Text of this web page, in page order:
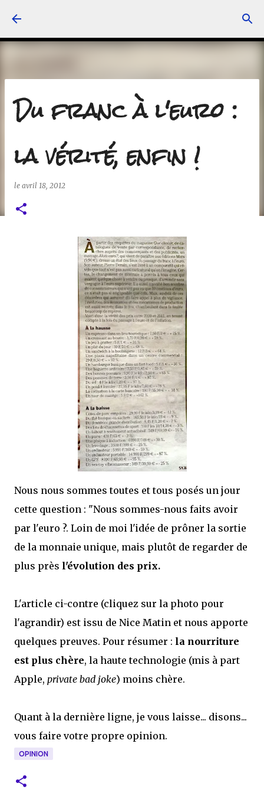
Du franc à l'euro :
la vérité, enfin !
le avril 18, 2012
Nous nous sommes toutes et tous posés un jour
cette question : "Nous sommes-nous faits avoir
par l'euro ?. Loin de moi l'idée de prôner la sortie
de la monnaie unique, mais plutôt de regarder de
plus près l'évolution des prix.
L'article ci-contre (cliquez sur la photo pour
l'agrandir) est issu de Nice Matin et nous apporte
quelques preuves. Pour résumer : la nourriture
est plus chère, la haute technologie (mis à part
Apple, private bad joke) moins chère.
Quant à la dernière ligne, je vous laisse... disons...
vous faire votre propre opinion.
OPINION